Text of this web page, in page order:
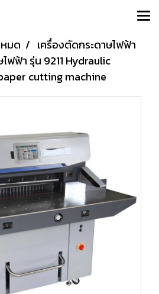
มด
เครื่องตัดกระดาษไฟฟ้า
ฟฟ้า รุ่น 9211 Hydraulic
cutting machine